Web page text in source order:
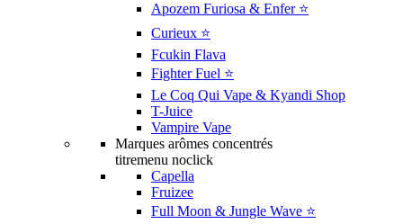
Apozem Furiosa & Enfer ⭐️
Curieux ⭐️
Fcukin Flava
Fighter Fuel ⭐️
Le Coq Qui Vape & Kyandi Shop
T-Juice
Vampire Vape
Marques arômes concentrés
titremenu noclick
Capella
Fruizee
Full Moon & Jungle Wave ⭐️